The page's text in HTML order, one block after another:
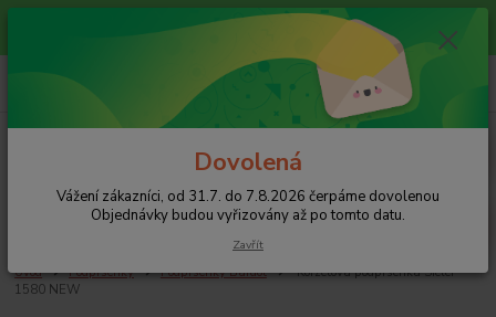
Vážení zákazníci, od 31.7. do 7.8.2026 čerpáme dovolenou
Objednávky budou vyřizovány až po tomto datu.
+420 608 754 282
pište email, pokud nezvedám tel.
Úvod Podprsenky Podprsenky Bardot
Korzetová podprsenka Sielei
1580 NEW
Dovolená
Vážení zákazníci, od 31.7. do 7.8.2026 čerpáme dovolenou
Objednávky budou vyřizovány až po tomto datu.
Zavřít